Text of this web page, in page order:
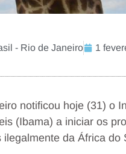
- Rio de Janeiro 1
notificou hoje (31) o
(Ibama) a iniciar os
da África do